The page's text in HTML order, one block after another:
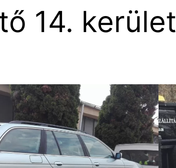
14. kerület